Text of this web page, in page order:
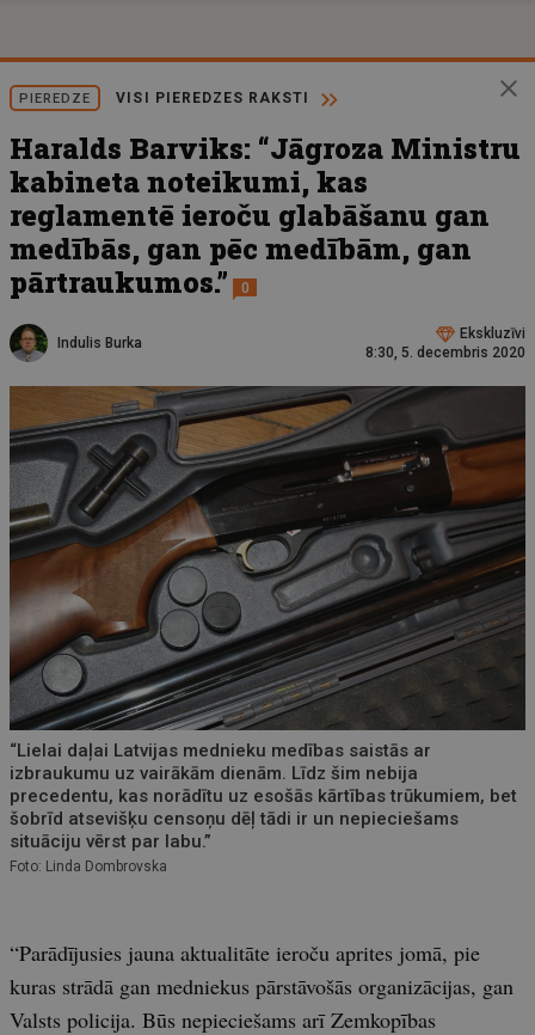
PIEREDZE VISI PIEREDZES RAKSTI
Haralds Barviks: “Jāgroza Ministru
kabineta noteikumi, kas
reglamentē ieroču glabāšanu gan
medībās, gan pēc medībām, gan
pārtraukumos.”
0
Indulis Burka
Ekskluzīvi
8:30, 5. decembris 2020
“Lielai daļai Latvijas mednieku medības saistās ar
izbraukumu uz vairākām dienām. Līdz šim nebija
precedentu, kas norādītu uz esošās kārtības trūkumiem, bet
šobrīd atsevišķu censoņu dēļ tādi ir un nepieciešams
situāciju vērst par labu.”
Foto: Linda Dombrovska
“Parādījusies jauna aktualitāte ieroču aprites jomā, pie
kuras strādā gan medniekus pārstāvošās organizācijas, gan
Valsts policija. Būs nepieciešams arī Zemkopības